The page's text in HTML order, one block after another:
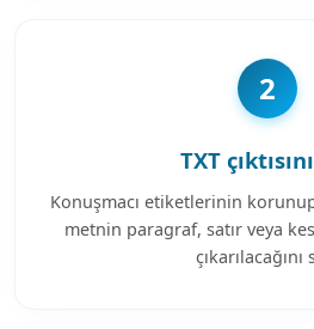
2
TXT
Konuşmacı etiketlerinin
metnin paragraf, satır veya
çıkarılacağını